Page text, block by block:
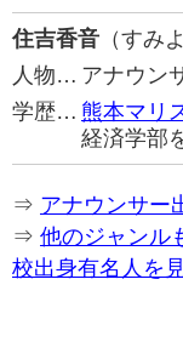
住吉香音 （すみ
人物… アナウン
学歴… 熊本マリ
経済学部
⇒ アナウンサー
⇒ 他のジャンル
校出身有名人を